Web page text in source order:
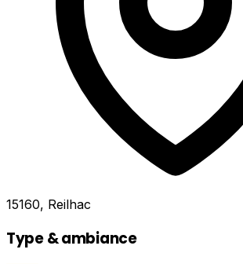
15160, Reilhac
Type & ambiance